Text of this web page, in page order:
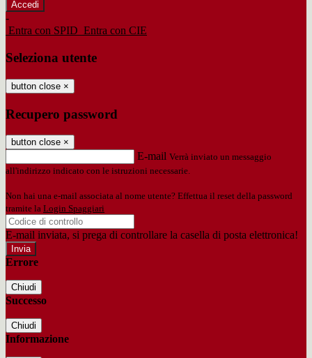
-
Entra con SPID Entra con CIE
Seleziona utente
button close ×
Recupero password
button close ×
E-mail Verrà inviato un messaggio
all'indirizzo indicato con le istruzioni necessarie.
Non hai una e-mail associata al nome utente? Effettua il reset della password
tramite la Login Spaggiari
E-mail inviata, si prega di controllare la casella di posta elettronica!
Errore
Chiudi
Successo
Chiudi
Informazione